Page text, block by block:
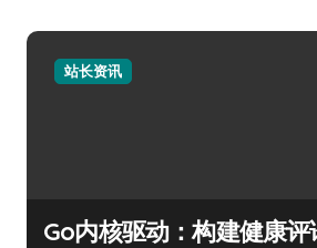
站长资讯
Go内核驱动：构建健康